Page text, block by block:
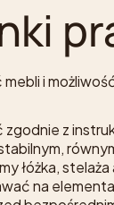
i
z
łóżka,
na